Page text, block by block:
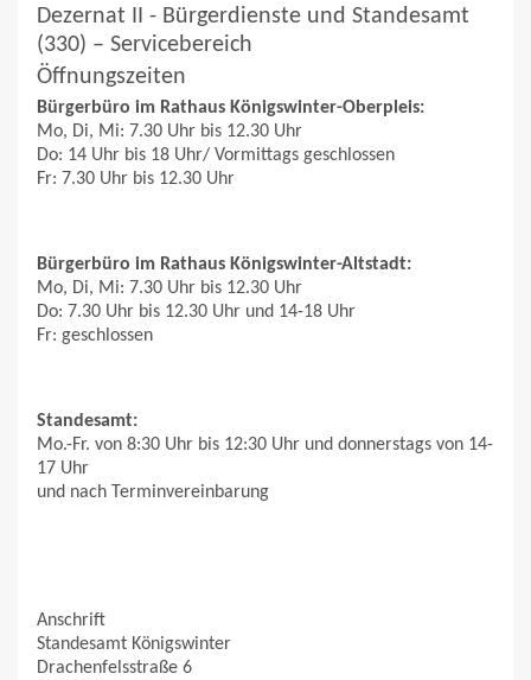
Dezernat II - Bürgerdienste und Standesamt
(330) – Servicebereich
Öffnungszeiten
Bürgerbüro im Rathaus Königswinter-Oberpleis:
Mo, Di, Mi: 7.30 Uhr bis 12.30 Uhr
Do: 14 Uhr bis 18 Uhr/ Vormittags geschlossen
Fr: 7.30 Uhr bis 12.30 Uhr
Bürgerbüro im Rathaus Königswinter-Altstadt:
Mo, Di, Mi: 7.30 Uhr bis 12.30 Uhr
Do: 7.30 Uhr bis 12.30 Uhr und 14-18 Uhr
Fr: geschlossen
Standesamt:
Mo.-Fr. von 8:30 Uhr bis 12:30 Uhr und donnerstags von 14-
17 Uhr
und nach Terminvereinbarung
Anschrift
Standesamt Königswinter
Drachenfelsstraße 6